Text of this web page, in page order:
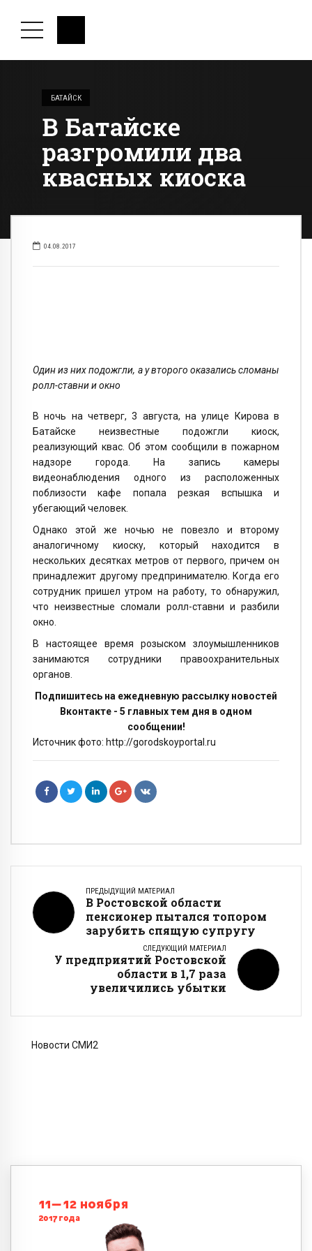
БАТАЙСК
В Батайске
разгромили два
квасных киоска
04.08.2017
Один из них подожгли, а у второго оказались сломаны
ролл-ставни и окно
В ночь на четверг, 3 августа, на улице Кирова в
Батайске неизвестные подожгли киоск,
реализующий квас. Об этом сообщили в пожарном
надзоре города. На запись камеры
видеонаблюдения одного из расположенных
поблизости кафе попала резкая вспышка и
убегающий человек.
Однако этой же ночью не повезло и второму
аналогичному киоску, который находится в
нескольких десятках метров от первого, причем он
принадлежит другому предпринимателю. Когда его
сотрудник пришел утром на работу, то обнаружил,
что неизвестные сломали ролл-ставни и разбили
окно.
В настоящее время розыском злоумышленников
занимаются сотрудники правоохранительных
органов.
Подпишитесь на ежедневную рассылку новостей
Вконтакте - 5 главных тем дня в одном
сообщении!
Источник фото: http://gorodskoyportal.ru
ПРЕДЫДУЩИЙ МАТЕРИАЛ
В Ростовской области
пенсионер пытался топором
зарубить спящую супругу
СЛЕДУЮЩИЙ МАТЕРИАЛ
У предприятий Ростовской
области в 1,7 раза
увеличились убытки
Новости СМИ2